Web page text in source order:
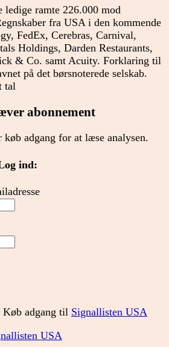
ramte 226.000 mod
fra USA i den kommende
FedEx, Cerebras, Carnival,
Holdings, Darden Restaurants,
& Co. samt Acuity. Forklaring til
på det børsnoterede selskab.
tal
abonnement
adgang for at læse analysen.
ind:
Køb adgang til Signallisten USA
USA